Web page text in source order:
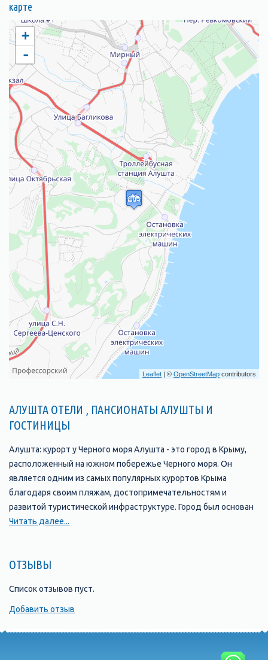
карте
+
-
Leaflet | © OpenStreetMap contributors
АЛУШТА ОТЕЛИ , ПАНСИОНАТЫ АЛУШТЫ И
ГОСТИНИЦЫ
Алушта: курорт у Черного моря Алушта - это город в Крыму,
расположенный на южном побережье Черного моря. Он
является одним из самых популярных курортов Крыма
благодаря своим пляжам, достопримечательностям и
развитой туристической инфраструктуре. Город был основан
в 1837 году и с тех пор стал одним из главных туристических
предлагают своим гостям комфортабельные номера и
достопримечательностей Алушты является ее набережная,
которая протянулась на несколько километров вдоль моря и
а также различные развлечения, такие как аттракционы,
Читать далее...
ОТЗЫВЫ
Список отзывов пуст.
Добавить отзыв